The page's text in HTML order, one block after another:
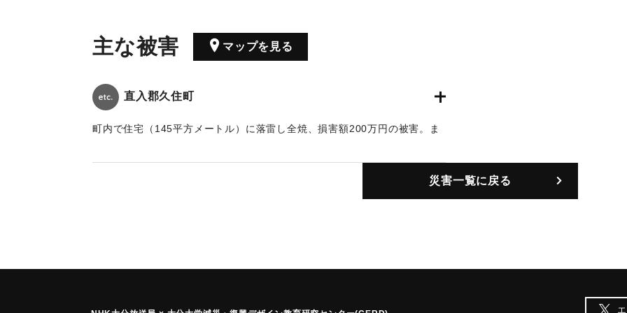
主な被害 マップを見る
直入郡久住町
町内で住宅（145平方メートル）に落雷し全焼、損害額200万円の被害。ま
災害一覧に戻る